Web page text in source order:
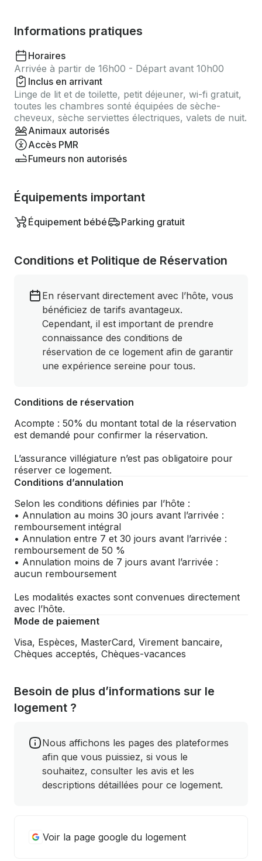
Informations pratiques
Horaires
Arrivée à partir de 16h00 - Départ avant 10h00
Inclus en arrivant
Linge de lit et de toilette, petit déjeuner, wi-fi gratuit,
toutes les chambres sonté équipées de sèche-
cheveux, sèche serviettes électriques, valets de nuit.
Animaux autorisés
Accès PMR
Fumeurs non autorisés
Équipements important
Équipement bébé Parking gratuit
Conditions et Politique de Réservation
En réservant directement avec l’hôte, vous
bénéficiez de tarifs avantageux.
Cependant, il est important de prendre
connaissance des conditions de
réservation de ce logement afin de garantir
une expérience sereine pour tous.
Conditions de réservation
Acompte : 50% du montant total de la réservation
est demandé pour confirmer la réservation.
L’assurance villégiature n’est pas obligatoire pour
réserver ce logement.
Conditions d’annulation
Selon les conditions définies par l’hôte :
• Annulation au moins 30 jours avant l’arrivée :
remboursement intégral
• Annulation entre 7 et 30 jours avant l’arrivée :
remboursement de 50 %
• Annulation moins de 7 jours avant l’arrivée :
aucun remboursement
Les modalités exactes sont convenues directement
avec l’hôte.
Mode de paiement
Visa, Espèces, MasterCard, Virement bancaire,
Chèques acceptés, Chèques-vacances
Besoin de plus d’informations sur le
logement ?
Nous affichons les pages des plateformes
afin que vous puissiez, si vous le
souhaitez, consulter les avis et les
descriptions détaillées pour ce logement.
Voir la page google du logement